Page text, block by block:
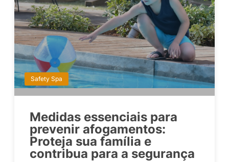
Safety Spa
Medidas essenciais para
prevenir afogamentos:
Proteja sua família e
contribua para a segurança